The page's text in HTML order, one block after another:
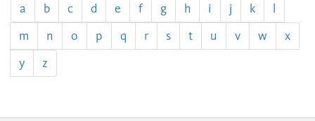
a b c d e f g h i j k
l
m
n o p q r s t u v w
x
y
z